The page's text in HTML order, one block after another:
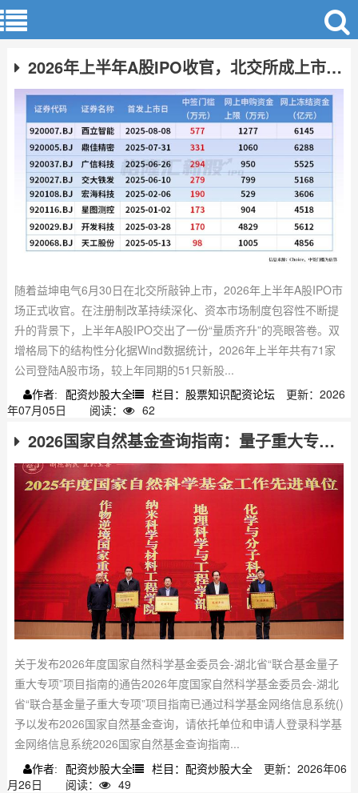
2026年上半年A股IPO收官，北交所成上市主力阵地
随着益坤电气6月30日在北交所敲钟上市，2026年上半年A股IPO市
场正式收官。在注册制改革持续深化、资本市场制度包容性不断提
升的背景下，上半年A股IPO交出了一份“量质齐升”的亮眼答卷。双
增格局下的结构性分化据Wind数据统计，2026年上半年共有71家
公司登陆A股市场，较上年同期的51只新股...
作者: 配资炒股大全 栏目：股票知识配资论坛
更新：2026
年07月05日
阅读： 62
2026国家自然基金查询指南：量子重大专项项目已发布
关于发布2026年度国家自然科学基金委员会-湖北省“联合基金量子
重大专项”项目指南的通告2026年度国家自然科学基金委员会-湖北
省“联合基金量子重大专项”项目指南已通过科学基金网络信息系统()
予以发布2026国家自然基金查询，请依托单位和申请人登录科学基
金网络信息系统2026国家自然基金查询指南...
作者: 配资炒股大全 栏目：配资炒股大全
更新：2026年06
月26日
阅读： 49